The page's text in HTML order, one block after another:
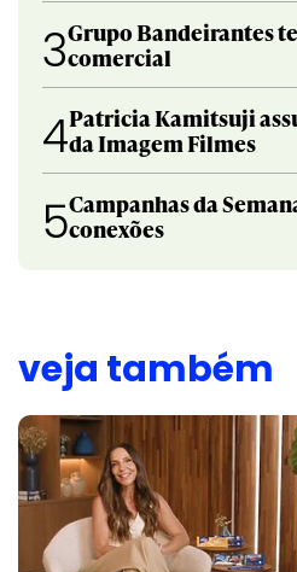
3Grupo Bandeirantes
comercial
4Patricia Kamitsuji
da Imagem Filmes
5Campanhas da
conexões
veja também